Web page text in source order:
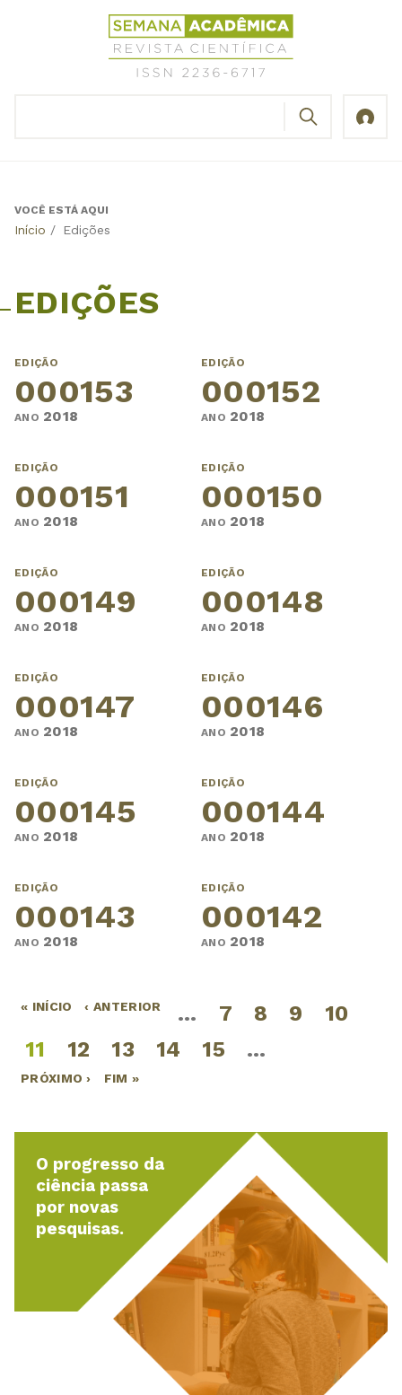
Revista
Científica
Semana
Back
VOCÊ ESTÁ AQUI
Início / Edições
EDIÇÕES
EDIÇÃO
000153
ANO 2018
EDIÇÃO
000152
ANO 2018
EDIÇÃO
000151
ANO 2018
EDIÇÃO
000150
ANO 2018
EDIÇÃO
000149
ANO 2018
EDIÇÃO
000148
ANO 2018
EDIÇÃO
000147
ANO 2018
EDIÇÃO
000146
ANO 2018
EDIÇÃO
000145
ANO 2018
EDIÇÃO
000144
ANO 2018
EDIÇÃO
000143
ANO 2018
EDIÇÃO
000142
ANO 2018
« INÍCIO ‹ ANTERIOR … 7 8 9
10
11
12 13 14 15 …
PRÓXIMO › FIM »
O progresso da
ciência passa
por novas
pesquisas.